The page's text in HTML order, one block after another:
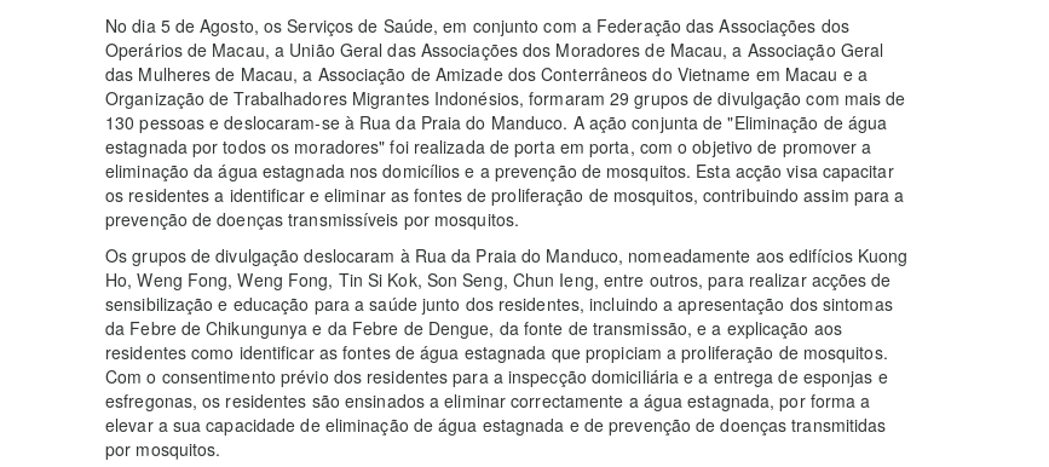
No dia 5 de Agosto, os Serviços de Saúde, em conjunto com a Federação das Associações dos
Operários de Macau, a União Geral das Associações dos Moradores de Macau, a Associação Geral
das Mulheres de Macau, a Associação de Amizade dos Conterrâneos do Vietname em Macau e a
Organização de Trabalhadores Migrantes Indonésios, formaram 29 grupos de divulgação com mais de
130 pessoas e deslocaram-se à Rua da Praia do Manduco. A ação conjunta de "Eliminação de água
estagnada por todos os moradores" foi realizada de porta em porta, com o objetivo de promover a
eliminação da água estagnada nos domicílios e a prevenção de mosquitos. Esta acção visa capacitar
os residentes a identificar e eliminar as fontes de proliferação de mosquitos, contribuindo assim para a
prevenção de doenças transmissíveis por mosquitos.
Os grupos de divulgação deslocaram à Rua da Praia do Manduco, nomeadamente aos edifícios Kuong
Ho, Weng Fong, Weng Fong, Tin Si Kok, Son Seng, Chun Ieng, entre outros, para realizar acções de
sensibilização e educação para a saúde junto dos residentes, incluindo a apresentação dos sintomas
da Febre de Chikungunya e da Febre de Dengue, da fonte de transmissão, e a explicação aos
residentes como identificar as fontes de água estagnada que propiciam a proliferação de mosquitos.
Com o consentimento prévio dos residentes para a inspecção domiciliária e a entrega de esponjas e
esfregonas, os residentes são ensinados a eliminar correctamente a água estagnada, por forma a
elevar a sua capacidade de eliminação de água estagnada e de prevenção de doenças transmitidas
por mosquitos.